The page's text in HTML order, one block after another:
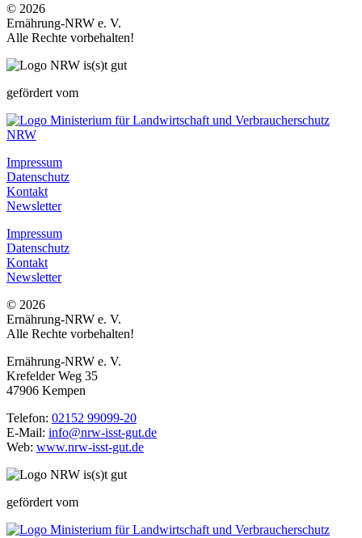
© 2026
Ernährung-NRW e. V.
Alle Rechte vorbehalten!
gefördert vom
Impressum
Datenschutz
Kontakt
Newsletter
Impressum
Datenschutz
Kontakt
Newsletter
© 2026
Ernährung-NRW e. V.
Alle Rechte vorbehalten!
Ernährung-NRW e. V.
Krefelder Weg 35
47906 Kempen
Telefon: 02152 99099-20
E-Mail: info@nrw-isst-gut.de
Web: www.nrw-isst-gut.de
gefördert vom